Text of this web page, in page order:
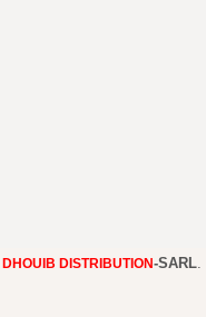
DHOUIB DISTRIBUTION-SARL.